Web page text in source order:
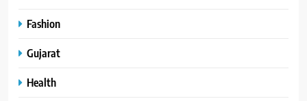
Fashion
Gujarat
Health